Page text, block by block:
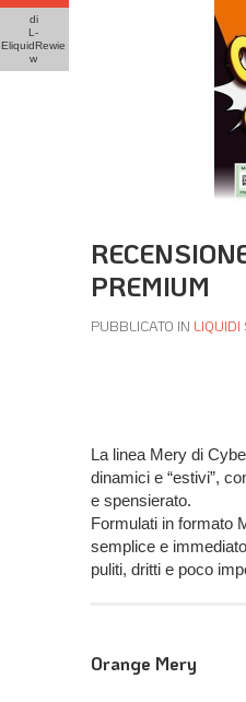
di
L-
EliquidRewie
w
PREMIUM
PUBBLICATO IN LIQUIDI
La linea Mery di
dinamici e “estivi”,
e spensierato.
Formulati in formato
semplice e
puliti, dritti e poco
Orange Mery